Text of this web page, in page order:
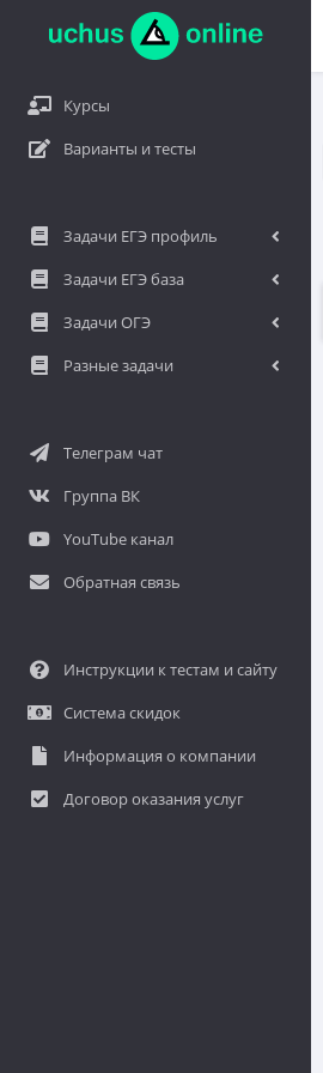
Курсы
Варианты и тесты
Задачи ЕГЭ профиль
Задачи ЕГЭ база
Задачи ОГЭ
Разные задачи
Телеграм чат
Группа ВК
YouTube канал
Обратная связь
Инструкции к тестам и сайту
Система скидок
Информация о компании
Договор оказания услуг